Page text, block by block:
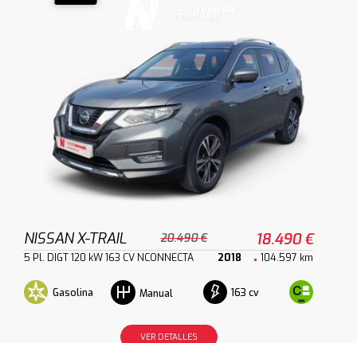
NISSAN X-TRAIL 20.490 € 18.490 €
5 Pl. DIGT 120 kW 163 CV NCONNECTA 2018 104.597 km
Gasolina Manual 163 cv
VER DETALLES